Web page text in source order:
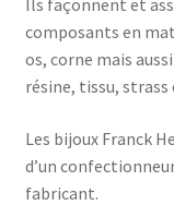
Ils façonnent et
composants en
os, corne mais
résine, tissu, strass
Les bijoux Franck
d’un
fabricant.